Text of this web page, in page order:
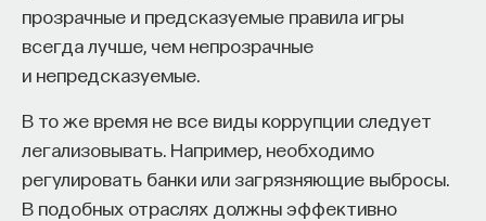
прозрачные и предсказуемые правила игры
всегда лучше, чем непрозрачные
и непредсказуемые.
В то же время не все виды коррупции следует
легализовывать. Например, необходимо
регулировать банки или загрязняющие выбросы.
В подобных отраслях должны эффективно